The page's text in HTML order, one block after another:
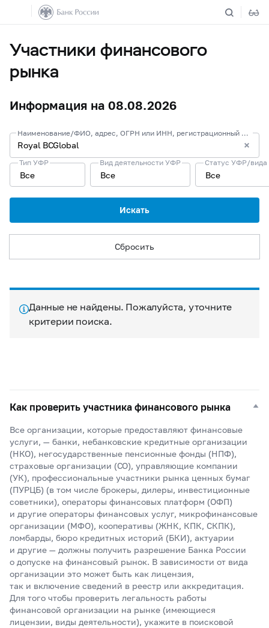
Участники финансового
рынка
Информация на 08.08.2026
Наименование/ФИО, адрес, ОГРН или ИНН, регистрационный номер или лицензия/запись в реестре
Искать
Сбросить
Тип УФР
Все
Вид деятельности УФР
Все
Статус УФР/вида
Все
Данные не найдены. Пожалуйста, уточните
критерии поиска.
Как проверить участника финансового рынка
Все организации, которые предоставляют финансовые
услуги, — банки, небанковские кредитные организации
(НКО), негосударственные пенсионные фонды (НПФ),
страховые организации (СО), управляющие компании
(УК), профессиональные участники рынка ценных бумаг
(ПУРЦБ) (в том числе брокеры, дилеры, инвестиционные
советники), операторы финансовых платформ (ОФП)
и другие операторы финансовых услуг, микрофинансовые
организации (МФО), кооперативы (ЖНК, КПК, СКПК),
ломбарды, бюро кредитных историй (БКИ), актуарии
и другие — должны получить разрешение Банка России
о допуске на финансовый рынок. В зависимости от вида
организации это может быть как лицензия,
так и включение сведений в реестр или аккредитация.
Для того чтобы проверить легальность работы
финансовой организации на рынке (имеющиеся
лицензии, виды деятельности), укажите в поисковой